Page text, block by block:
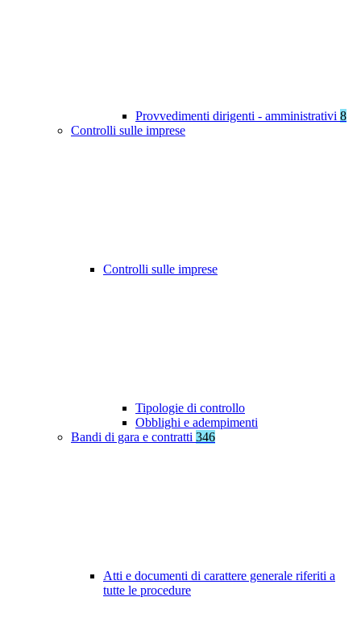
Provvedimenti dirigenti - amministrativi 8
Controlli sulle imprese
Controlli sulle imprese
Tipologie di controllo
Obblighi e adempimenti
Bandi di gara e contratti 346
Atti e documenti di carattere generale riferiti a
tutte le procedure